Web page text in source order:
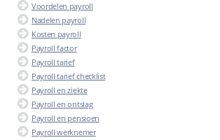
Voordelen payroll
Nadelen payroll
Kosten payroll
Payroll factor
Payroll tarief
Payroll tarief checklist
Payroll en ziekte
Payroll en ontslag
Payroll en pensioen
Payroll werknemer